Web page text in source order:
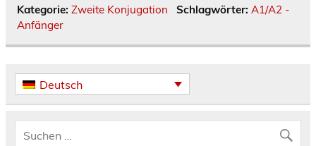
Kategorie: Zweite Konjugation Schlagwörter: A1/A2 -
Anfänger
Deutsch